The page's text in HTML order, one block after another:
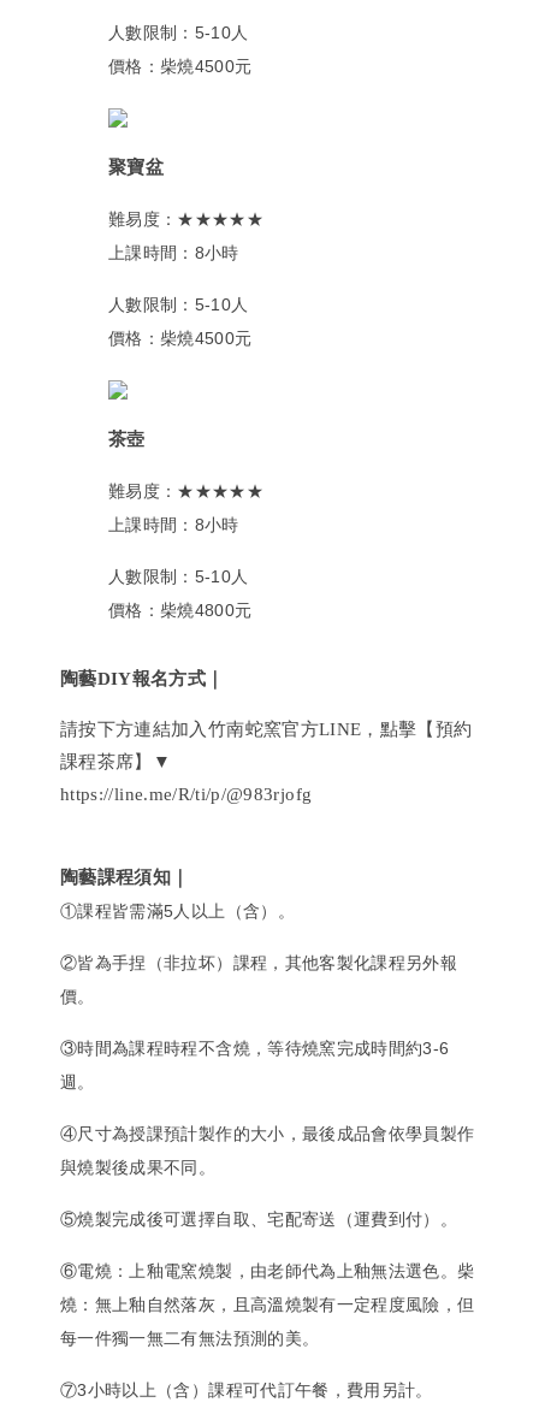
人數限制：5-10人
價格：柴燒4500元
聚寶盆
難易度：★★★★★
上課時間：8小時
人數限制：5-10人
價格：柴燒4500元
茶壺
難易度：★★★★★
上課時間：8小時
人數限制：5-10人
價格：柴燒4800元
陶藝DIY報名方式｜
請按下方連結加入竹南蛇窯官方LINE，點擊【預約
課程茶席】▼
https://line.me/R/ti/p/@983rjofg
陶藝課程須知｜
①課程皆需滿5人以上（含）。
②皆為手捏（非拉坏）課程，其他客製化課程另外報
價。
③時間為課程時程不含燒，等待燒窯完成時間約3-6
週。
④尺寸為授課預計製作的大小，最後成品會依學員製作
與燒製後成果不同。
⑤燒製完成後可選擇自取、宅配寄送（運費到付）。
⑥電燒：上釉電窯燒製，由老師代為上釉無法選色。柴
燒：無上釉自然落灰，且高溫燒製有一定程度風險，但
每一件獨一無二有無法預測的美。
⑦3小時以上（含）課程可代訂午餐，費用另計。